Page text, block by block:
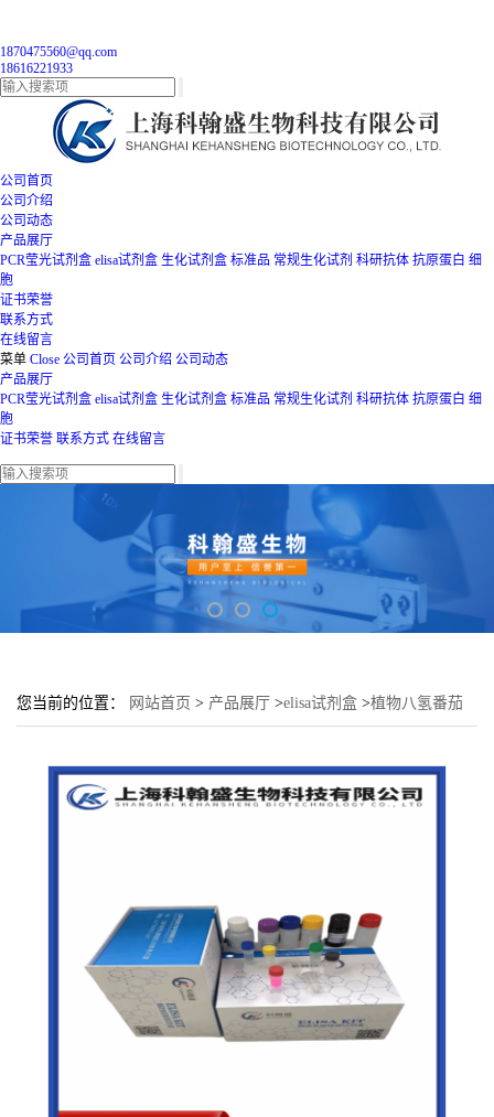
1870475560@qq.com
18616221933
公司首页
公司介绍
公司动态
产品展厅
PCR莹光试剂盒 elisa试剂盒 生化试剂盒 标准品 常规生化试剂 科研抗体 抗原蛋白 细
胞
证书荣誉
联系方式
在线留言
菜单 Close 公司首页 公司介绍 公司动态
产品展厅
PCR莹光试剂盒 elisa试剂盒 生化试剂盒 标准品 常规生化试剂 科研抗体 抗原蛋白 细
胞
证书荣誉 联系方式 在线留言
您当前的位置： 网站首页 > 产品展厅 >elisa试剂盒 >植物八氢番茄